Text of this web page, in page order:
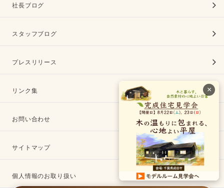
×
社長ブログ
スタッフブログ
プレスリリース
リンク集
お問い合わせ
サイトマップ
個人情報のお取り扱い